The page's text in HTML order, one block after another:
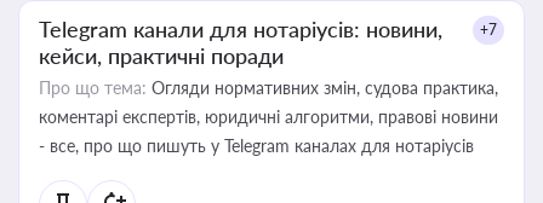
Telegram канали для нотаріусів: новини,
кейси, практичні поради
+7
Про що тема: Огляди нормативних змін, судова практика,
коментарі експертів, юридичні алгоритми, правові новини
- все, про що пишуть у Telegram каналах для нотаріусів